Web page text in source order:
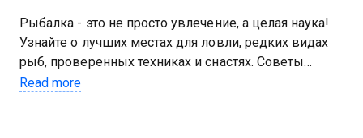
Рыбалка - это не просто увлечение, а целая наука!
Узнайте о лучших местах для ловли, редких видах
рыб, проверенных техниках и снастях. Советы
экспертов и захватывающие истории ждут вас
Read more